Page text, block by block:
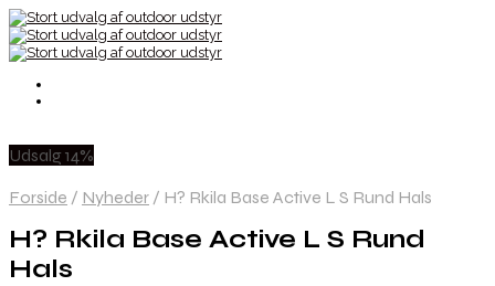
Udsalg 14%
Forside / Nyheder / H? Rkila Base Active L S Rund Hals
H? Rkila Base Active L S Rund
Hals